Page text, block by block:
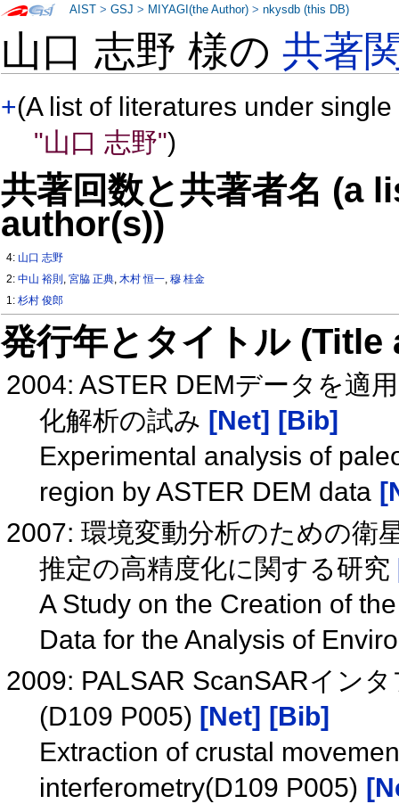
山口 志野 様の共著
+(A list of literatures under
"山口 志野")
共著回数と共著者名 (a
author(s))
4: 山口 志野
2:中山 裕則 ,宮脇 正典,木村 恒一,穆 桂金
1:杉村 俊郎
発行年とタイトル
2004: ASTER DEMデータを適
化解析の試み [Net] [Bib]
Experimental analysis of
region by ASTER DEM data
2007: 環境変動分析のための衛
推定の高精度化に関する研究
A Study on the Creation of
Data for the Analysis of
2009: PALSAR ScanSARイン
(D109 P005) [Net] [Bib]
Extraction of crustal
interferometry(D109 P005)
AIST >GSJ > MIYAGI(the Author) >nkysdb (this DB)